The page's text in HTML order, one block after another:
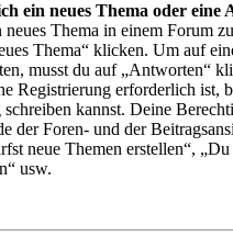
ein neues Thema oder eine
neues Thema in einem Forum
Thema“ klicken. Um auf
musst du auf „Antworten“
Registrierung erforderlich ist,
schreiben kannst. Deine
der Foren- und der
neue Themen erstellen“,
usw.